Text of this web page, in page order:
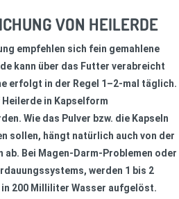
VON HEILERDE
empfehlen sich fein gemahlene
kann über das Futter verabreicht
erfolgt in der Regel 1–2-mal täglich.
Heilerde in Kapselform
Wie das Pulver bzw. die Kapseln
sollen, hängt natürlich auch von der
ab. Bei Magen-Darm-Problemen oder
werden 1 bis 2
200 Milliliter Wasser aufgelöst.